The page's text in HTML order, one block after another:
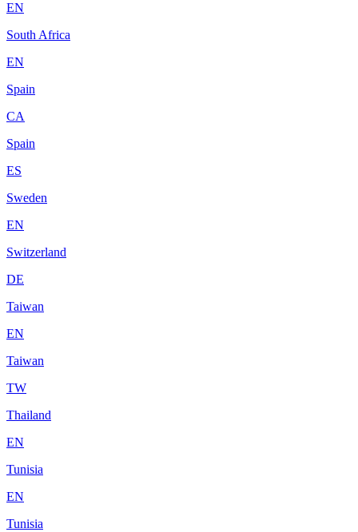
EN
South Africa
EN
Spain
CA
Spain
ES
Sweden
EN
Switzerland
DE
Taiwan
EN
Taiwan
TW
Thailand
EN
Tunisia
EN
Tunisia